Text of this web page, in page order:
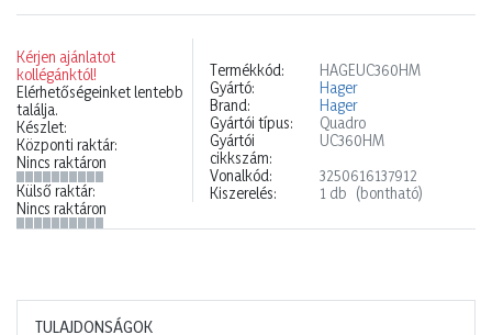
Kérjen ajánlatot
kollégánktól!
Elérhetőségeinket lentebb
találja.
Készlet:
Központi raktár:
Nincs raktáron
Külső raktár:
Nincs raktáron
Termékkód:
HAGEUC360HM
Gyártó:
Hager
Brand:
Hager
Gyártói típus:
Quadro
Gyártói
cikkszám:
UC360HM
Vonalkód:
3250616137912
Kiszerelés:
1 db (bontható)
TULAJDONSÁGOK